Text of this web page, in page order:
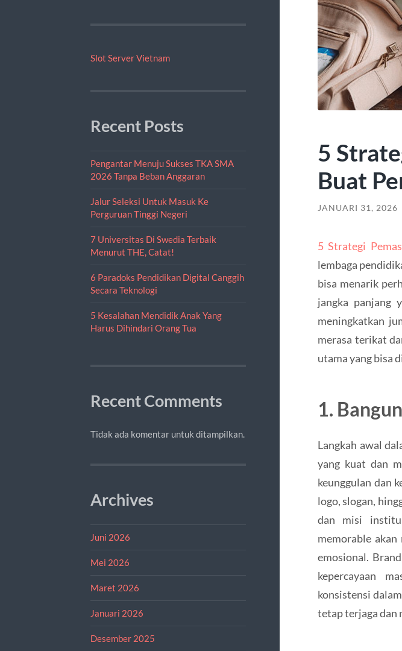
Slot Server Vietnam
Recent Posts
Pengantar Menuju Sukses TKA SMA
2026 Tanpa Beban Anggaran
Jalur Seleksi Untuk Masuk Ke
Perguruan Tinggi Negeri
7 Universitas Di Swedia Terbaik
Menurut THE, Catat!
6 Paradoks Pendidikan Digital Canggih
Secara Teknologi
5 Kesalahan Mendidik Anak Yang
Harus Dihindari Orang Tua
Recent Comments
Tidak ada komentar untuk ditampilkan.
Archives
Juni 2026
Mei 2026
Maret 2026
Januari 2026
Desember 2025
5
Buat
JANUARI 31, 2026
5 Strategi
lembaga
bisa menarik
jangka panjang
meningkatkan
merasa terikat
utama yang bisa
1.
Langkah awal
yang kuat dan
keunggulan dan
logo, slogan,
dan misi
memorable
emosional.
kepercayaan
konsistensi
tetap terjaga dan